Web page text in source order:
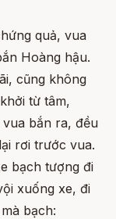
quả, vua
Hoàng hậu.
cũng không
từ tâm,
bắn ra, đều
rơi trước vua.
bạch tượng đi
xuống xe, đi
bạch: